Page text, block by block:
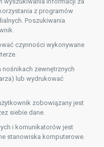
z programów
Poszukiwania
czynności wykonywane
nośnikach zewnętrznych
lub wydrukować
zobowiązany jest
siebie dane.
i komunikatorów jest
stanowiska komputerowe.